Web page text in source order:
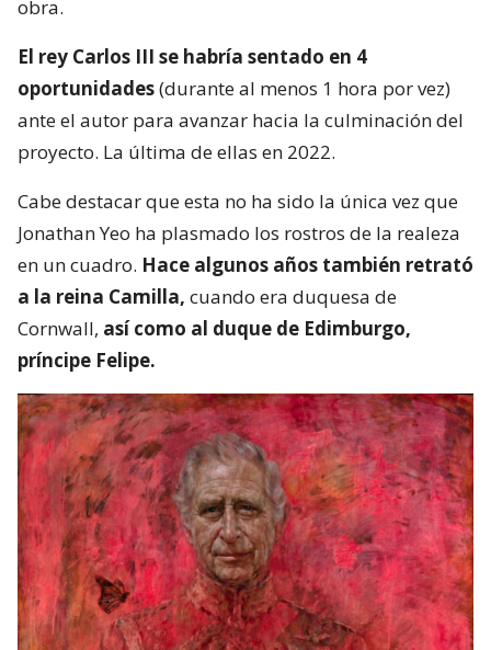
obra.
El rey Carlos III se habría sentado en 4
oportunidades(durante al menos 1 hora por vez)
ante el autor para avanzar hacia la culminación del
proyecto. La última de ellas en 2022.
Cabe destacar que esta no ha sido la única vez que
Jonathan Yeo ha plasmado los rostros de la realeza
en un cuadro. Hace algunos años también retrató
a la reina Camilla, cuando era duquesa de
Cornwall, así como al duque de Edimburgo,
príncipe Felipe.